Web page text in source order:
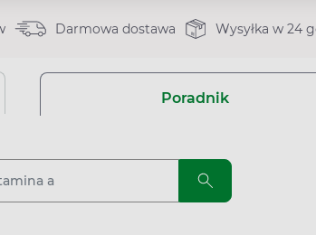
Darmowa dostawa Wysyłka w 24
Poradnik